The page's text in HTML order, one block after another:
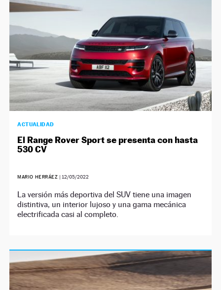
ACTUALIDAD
El Range Rover Sport se presenta con hasta
530 CV
MARIO HERRÁEZ | 12/05/2022
La versión más deportiva del SUV tiene una imagen
distintiva, un interior lujoso y una gama mecánica
electrificada casi al completo.